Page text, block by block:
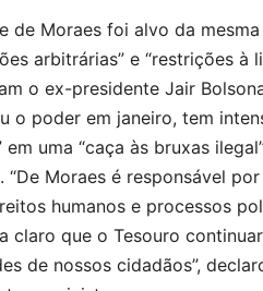
de Moraes foi alvo da mesma
arbitrárias” e “restrições à
o ex-presidente Jair
o poder em janeiro, tem
uma “caça às bruxas
Moraes é responsável por
humanos e processos
claro que o Tesouro
de nossos cidadãos”,